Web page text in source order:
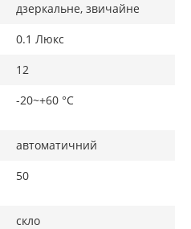
дзеркальне, звичайне
0.1 Люкс
12
-20~+60 °C
автоматичний
50
скло